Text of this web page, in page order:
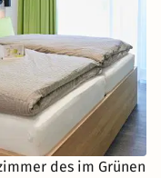
des im Grünen